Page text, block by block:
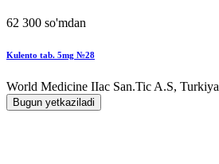
62 300 so'mdan
Kulento tab. 5mg №28
World Мedicine IIac San.Tic A.S, Turkiya
Bugun yetkaziladi